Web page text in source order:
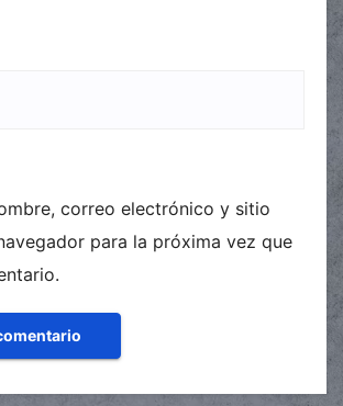
correo electrónico y sitio
para la próxima vez que